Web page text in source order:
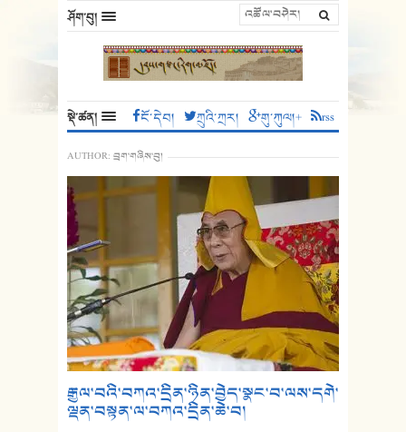
ཤོག་བུ།
སྡེ་ཚན། ངོ་དེབ། ཀྲུའི་ཀྲར། གུ་ཀུལ།+ rss
AUTHOR: བྲག་གཞིས་བུ།
༸རྒྱལ་བའི་བཀའ་དྲིན་ཉིན་བྱེད་སྣང་བ་ལས་དགེ་
ལྡན་བསྟན་ལ་བཀའ་དྲིན་ཆེ་བ།